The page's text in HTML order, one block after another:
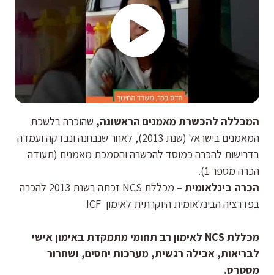
המכללה להכשרת מאמנים הראשונה, שהוכרה בלשכת
המאמנים בישראל (שנת 2013), לאחר שנבחנה ונבדקה ועמדה
בדרישות להכרה כמוסד להכשרה והסמכת מאמנים (תעודה
הכרה מספר 1).
הכרה בינלאומית
– מכללת NCS זכתה בשנת 2013 להכרה
בפדרציה הבינלאומית היוקרתית לאימון ICF
מכללת NCS לאימון רב תחומימתמקדת באימון אישי
לבריאות, אכילה רגשית, מערכות יחסים, ושחרור
מסטרס.